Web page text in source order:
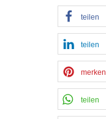
teilen
teilen
merken
teilen